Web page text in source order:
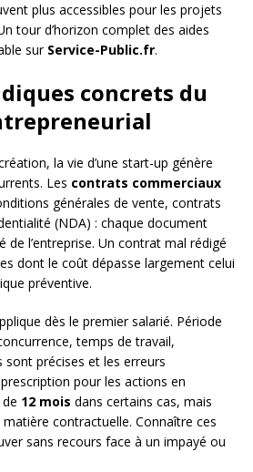
plus accessibles pour les projets
tour d’horizon complet des aides
sur Service-Public.fr.
concrets du
la vie d’une start-up génère
Les contrats commerciaux
générales de vente, contrats
(NDA) : chaque document
de l’entreprise. Un contrat mal rédigé
dont le coût dépasse largement celui
préventive.
dès le premier salarié. Période
temps de travail,
sont précises et les erreurs
pour les actions en
12 mois dans certains cas, mais
contractuelle. Connaître ces
sans recours face à un impayé ou